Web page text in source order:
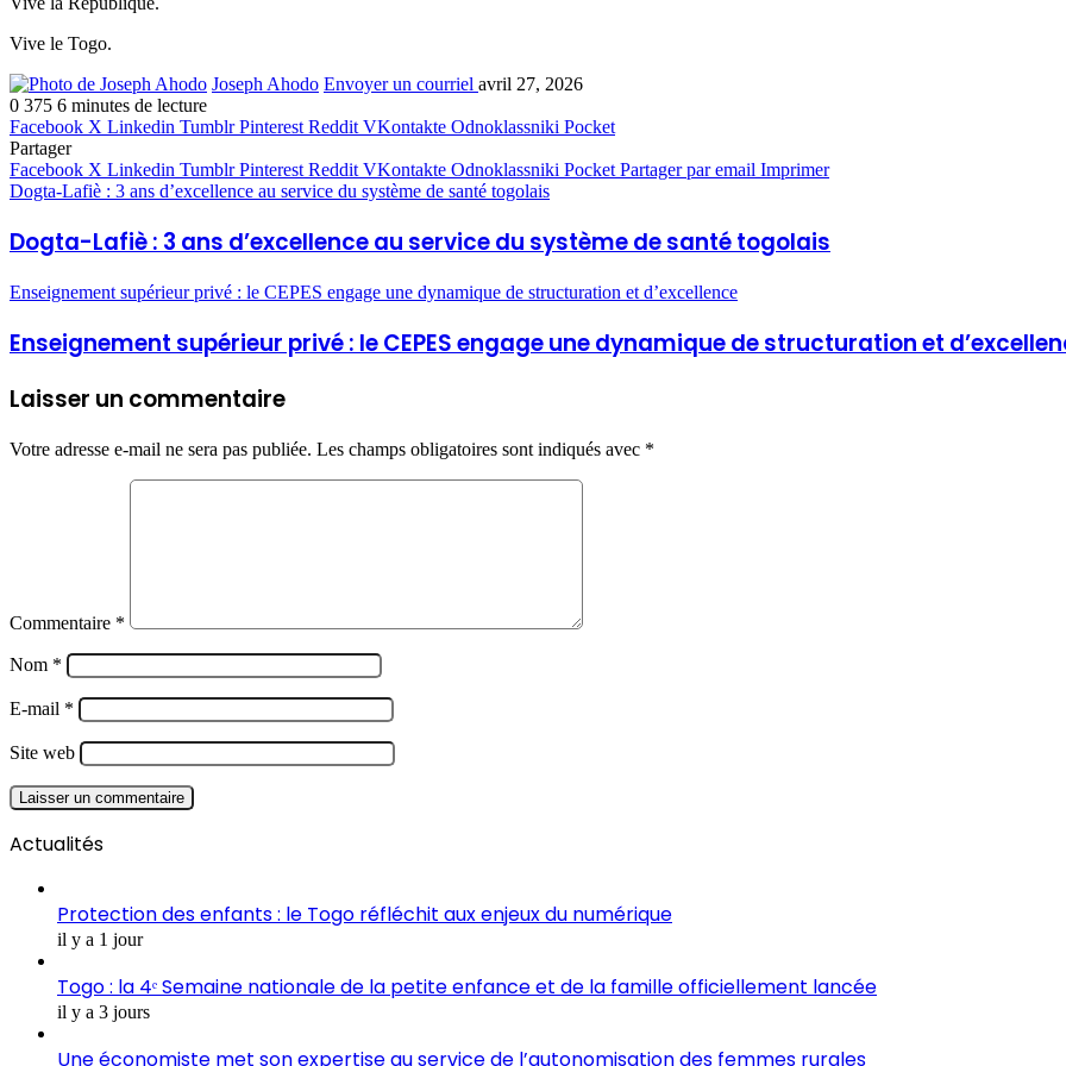
Vive le Togo.
Joseph Ahodo Envoyer un courriel avril 27, 2026
0 375 6 minutes de lecture
Facebook X Linkedin Tumblr Pinterest Reddit VKontakte Odnoklassniki Pocket
Partager
Facebook X Linkedin Tumblr Pinterest Reddit VKontakte Odnoklassniki Pocket Partager par email Imprimer
Dogta-Lafiè : 3 ans d’excellence au service du système de santé togolais
Dogta-Lafiè : 3 ans d’excellence au service du système de santé togolais
Enseignement supérieur privé : le CEPES engage une dynamique de structuration et d’excellence
Enseignement supérieur privé : le CEPES engage une dynamique de structuration et
Laisser un commentaire
Votre adresse e-mail ne sera pas publiée. Les champs obligatoires sont indiqués avec *
Commentaire *
Nom *
E-mail *
Site web
Actualités
Protection des enfants : le Togo réfléchit aux enjeux du numérique
il y a 1 jour
Togo : la 4ᵉ Semaine nationale de la petite enfance et de la famille officiellement lancée
il y a 3 jours
Une économiste met son expertise au service de l’autonomisation des femmes rurales